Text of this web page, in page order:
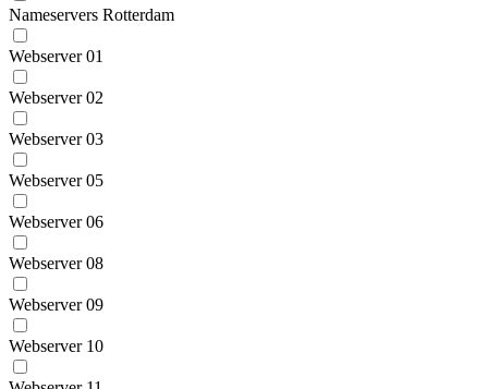
Nameservers Rotterdam
Webserver 01
Webserver 02
Webserver 03
Webserver 05
Webserver 06
Webserver 08
Webserver 09
Webserver 10